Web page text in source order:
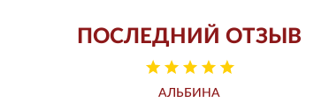
ПОСЛЕДНИЙ ОТЗЫВ
АЛЬБИНА